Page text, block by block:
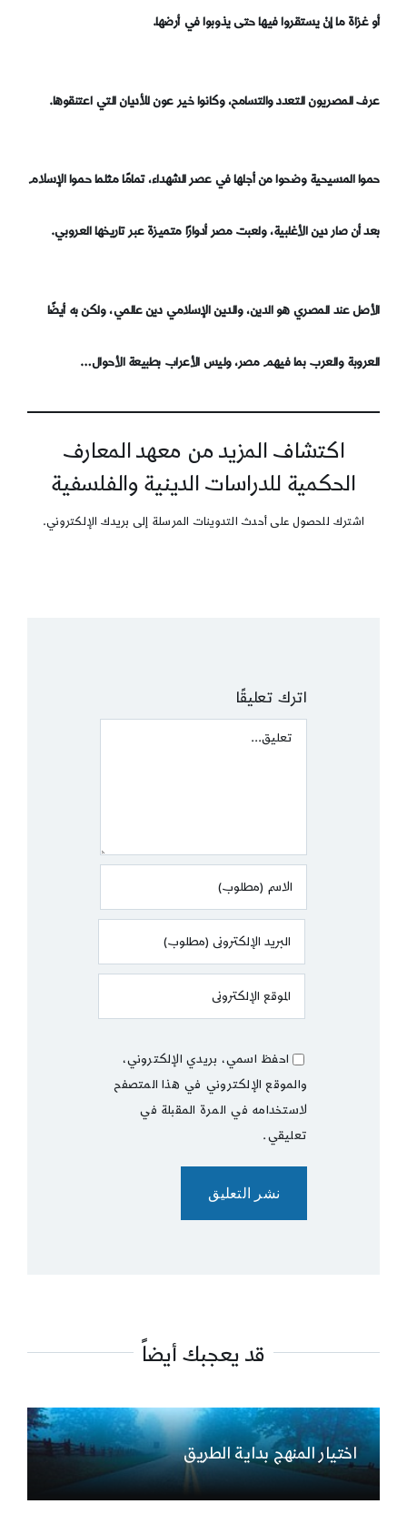
أو غزاة ما إنْ يستقروا فيها حتى يذوبوا في أرضها.
عرف المصريون التعدد والتسامح، وكانوا خير عون للأديان التي اعتنقوها.
حموا المسيحية وضحوا من أجلها في عصر الشهداء، تمامًا مثلما حموا الإسلام
بعد أن صار دين الأغلبية، ولعبت مصر أدوارًا متميزة عبر تاريخها العروبي.
الأصل عند المصري هو الدين، والدين الإسلامي دين عالمي، ولكن به أيضًا
العروبة والعرب بما فيهم مصر، وليس الأعراب بطبيعة الأحوال…
اكتشاف المزيد من معهد المعارف
الحكمية للدراسات الدينية والفلسفية
اشترك للحصول على أحدث التدوينات المرسلة إلى بريدك الإلكتروني.
اترك تعليقًا
Comment
احفظ اسمي، بريدي الإلكتروني،
والموقع الإلكتروني في هذا المتصفح
لاستخدامه في المرة المقبلة في
تعليقي.
قد يعجبك أيضاً
اختيار المنهج بداية الطريق